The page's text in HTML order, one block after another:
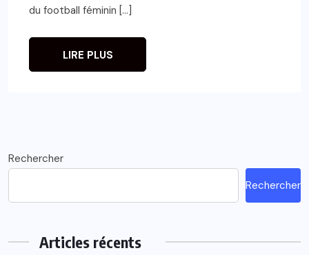
du football féminin […]
LIRE PLUS
Rechercher
Rechercher
Articles récents